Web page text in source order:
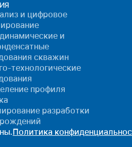
и цифровое
и
скважин
технологические
профиля
разработки
Политика